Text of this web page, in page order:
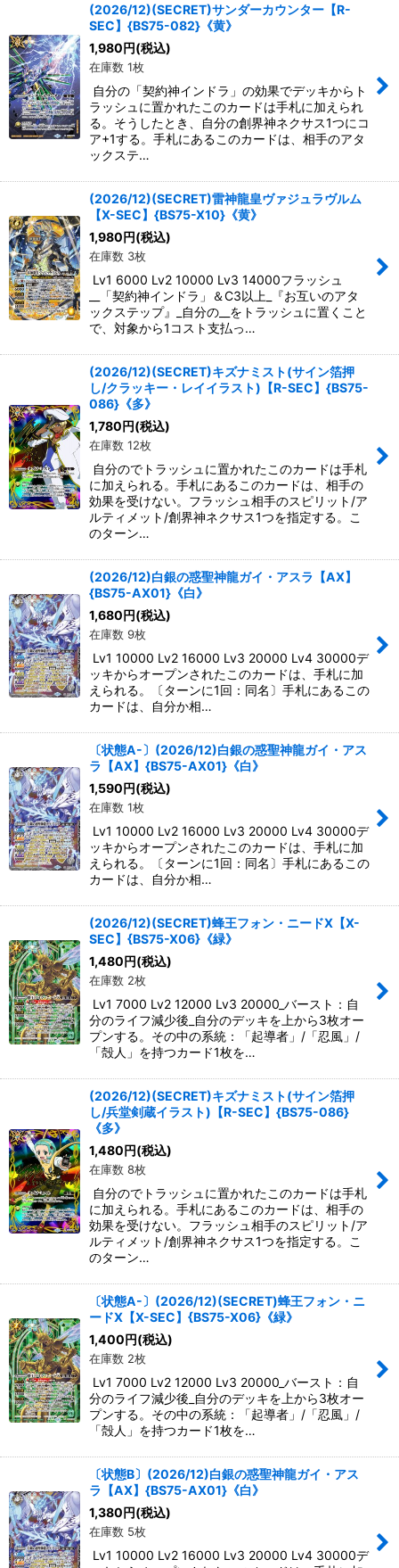
(2026/12)(SECRET)サンダーカウンター【R-
SEC】{BS75-082}《黄》
1,980円(税込)
在庫数 1枚
自分の「契約神インドラ」の効果でデッキからト
ラッシュに置かれたこのカードは手札に加えられ
る。そうしたとき、自分の創界神ネクサス1つにコ
ア+1する。手札にあるこのカードは、相手のアタ
ックステ…
(2026/12)(SECRET)雷神龍皇ヴァジュラヴルム
【X-SEC】{BS75-X10}《黄》
1,980円(税込)
在庫数 3枚
Lv1 6000 Lv2 10000 Lv3 14000フラッシュ
__「契約神インドラ」＆C3以上_『お互いのアタ
ックステップ』_自分の__をトラッシュに置くこと
で、対象から1コスト支払っ…
(2026/12)(SECRET)キズナミスト(サイン箔押
し/クラッキー・レイイラスト)【R-SEC】{BS75-
086}《多》
1,780円(税込)
在庫数 12枚
自分のでトラッシュに置かれたこのカードは手札
に加えられる。手札にあるこのカードは、相手の
効果を受けない。フラッシュ相手のスピリット/ア
ルティメット/創界神ネクサス1つを指定する。こ
のターン…
(2026/12)白銀の惑聖神龍ガイ・アスラ【AX】
{BS75-AX01}《白》
1,680円(税込)
在庫数 9枚
Lv1 10000 Lv2 16000 Lv3 20000 Lv4 30000デ
ッキからオープンされたこのカードは、手札に加
えられる。〔ターンに1回：同名〕手札にあるこの
カードは、自分か相…
〔状態A-〕(2026/12)白銀の惑聖神龍ガイ・アス
ラ【AX】{BS75-AX01}《白》
1,590円(税込)
在庫数 1枚
Lv1 10000 Lv2 16000 Lv3 20000 Lv4 30000デ
ッキからオープンされたこのカードは、手札に加
えられる。〔ターンに1回：同名〕手札にあるこの
カードは、自分か相…
(2026/12)(SECRET)蜂王フォン・ニードX【X-
SEC】{BS75-X06}《緑》
1,480円(税込)
在庫数 2枚
Lv1 7000 Lv2 12000 Lv3 20000_バースト：自
分のライフ減少後_自分のデッキを上から3枚オー
プンする。その中の系統：「起導者」/「忍風」/
「殻人」を持つカード1枚を…
(2026/12)(SECRET)キズナミスト(サイン箔押
し/兵堂剣蔵イラスト)【R-SEC】{BS75-086}
《多》
1,480円(税込)
在庫数 8枚
自分のでトラッシュに置かれたこのカードは手札
に加えられる。手札にあるこのカードは、相手の
効果を受けない。フラッシュ相手のスピリット/ア
ルティメット/創界神ネクサス1つを指定する。こ
のターン…
〔状態A-〕(2026/12)(SECRET)蜂王フォン・ニ
ードX【X-SEC】{BS75-X06}《緑》
1,400円(税込)
在庫数 2枚
Lv1 7000 Lv2 12000 Lv3 20000_バースト：自
分のライフ減少後_自分のデッキを上から3枚オー
プンする。その中の系統：「起導者」/「忍風」/
「殻人」を持つカード1枚を…
〔状態B〕(2026/12)白銀の惑聖神龍ガイ・アス
ラ【AX】{BS75-AX01}《白》
1,380円(税込)
在庫数 5枚
Lv1 10000 Lv2 16000 Lv3 20000 Lv4 30000デ